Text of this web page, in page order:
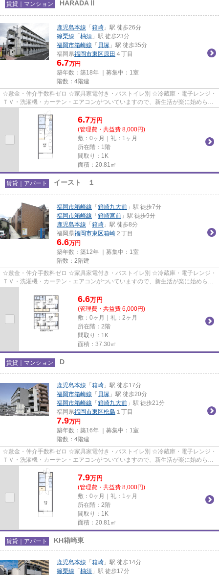
賃貸｜マンション HARADAⅡ
鹿児島本線 「 箱崎 」駅 徒歩26分
篠栗線 「 柚須 」駅 徒歩23分
福岡市箱崎線 「 貝塚 」駅 徒歩35分
福岡県福岡市東区原田 ４丁目
6.7万円
築年数：築18年 ｜募集中： 1室
階数：4階建
☆敷金・仲介手数料ゼロ ☆家具家電付き・バストイレ別 ☆冷蔵庫・電子レンジ・
ＴＶ・洗濯機・カーテン・エアコンがついていますので、新生活が楽に始められ
6.7万円
(管理費・共益費 8,000円)
敷：0ヶ月｜礼：1ヶ月
所在階：1階
間取り：1K
面積：20.81㎡
賃貸｜アパート イースト １
福岡市箱崎線 「 箱崎九大前 」駅 徒歩7分
福岡市箱崎線 「 箱崎宮前 」駅 徒歩9分
鹿児島本線 「 箱崎 」駅 徒歩8分
福岡県福岡市東区箱崎 ２丁目
6.6万円
築年数：築12年 ｜募集中： 1室
階数：2階建
☆敷金・仲介手数料ゼロ ☆家具家電付き・バストイレ別 ☆冷蔵庫・電子レンジ・
ＴＶ・洗濯機・カーテン・エアコンがついていますので、新生活が楽に始められ
6.6万円
(管理費・共益費 6,000円)
敷：0ヶ月｜礼：2ヶ月
所在階：2階
間取り：1K
面積：37.30㎡
賃貸｜マンション D
鹿児島本線 「 箱崎 」駅 徒歩17分
福岡市箱崎線 「 貝塚 」駅 徒歩20分
福岡市箱崎線 「 箱崎九大前 」駅 徒歩21分
福岡県福岡市東区松島 １丁目
7.9万円
築年数：築16年 ｜募集中： 1室
階数：4階建
☆敷金・仲介手数料ゼロ ☆家具家電付き・バストイレ別 ☆冷蔵庫・電子レンジ・
ＴＶ・洗濯機・カーテン・エアコンがついていますので、新生活が楽に始められ
7.9万円
(管理費・共益費 8,000円)
敷：0ヶ月｜礼：1ヶ月
所在階：2階
間取り：1K
面積：20.81㎡
賃貸｜アパート KH箱崎東
鹿児島本線 「 箱崎 」駅 徒歩14分
篠栗線 「 柚須 」駅 徒歩17分